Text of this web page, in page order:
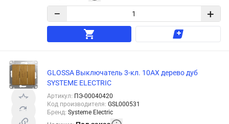
− +
GLOSSA Выключатель 3-кл. 10АХ дерево дуб
SYSTEME ELECTRIC
Артикул: ПЭ-00040420
Код производителя: GSL000531
Бренд: Systeme Electric